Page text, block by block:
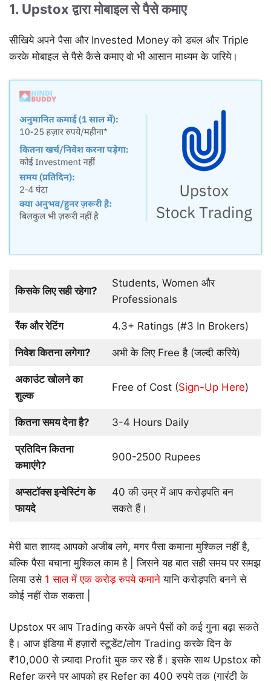
1. Upstox द्वारा मोबाइल से पैसे कमाए
सीखिये अपने पैसा और Invested Money को डबल और Triple
करके मोबाइल से पैसे कैसे कमाए वो भी आसान माध्यम के जरिये।
किसके लिए सही रहेगा?
Students, Women और
Professionals
रैंक और रेटिंग 4.3+ Ratings (#3 In Brokers)
निवेश कितना लगेगा? अभी के लिए Free है (जल्दी करिये)
अकाउंट खोलने का
शुल्क
Free of Cost (Sign-Up Here)
कितना समय देना है? 3-4 Hours Daily
प्रतिदिन कितना
कमाएंगे?
900-2500 Rupees
अप्सटॉक्स इन्वेस्टिंग के
फायदे
40 की उम्र में आप करोड़पति बन
सकते हैं।
मेरी बात शायद आपको अजीब लगे, मगर पैसा कमाना मुश्किल नहीं है,
बल्कि पैसा बचाना मुश्किल काम है | जिसने यह बात सही समय पर समझ
लिया उसे 1 साल में एक करोड़ रुपये कमाने यानि करोड़पति बनने से
कोई नहीं रोक सकता |
Upstox पर आप Trading करके अपने पैसों को कई गुना बढ़ा सकते
है। आज इंडिया में हज़ारों स्टूडेंट/लोग Trading करके दिन के
₹10,000 से ज़्यादा Profit बुक कर रहे हैं। इसके साथ Upstox को
Refer करने पर आपको हर Refer का 400 रुपये तक (गारंटी के